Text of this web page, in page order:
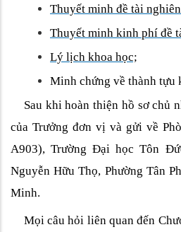
Thuyết minh đề tài
Thuyết minh kinh phí đề
Lý lịch khoa học;
Minh chứng về thành tựu
Sau khi hoàn thiện hồ sơ chủ
của Trưởng đơn vị và gửi về
A903), Trường Đại học Tôn
Nguyễn Hữu Thọ, Phường Tân
Minh.
Mọi câu hỏi liên quan đến